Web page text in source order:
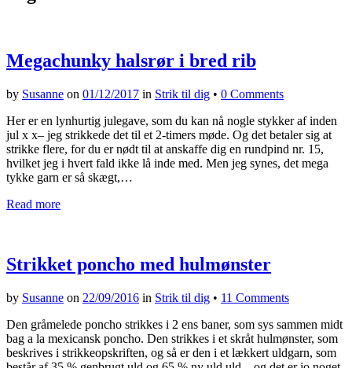
Megachunky halsrør i bred rib
by Susanne on 01/12/2017 in Strik til dig • 0 Comments
Her er en lynhurtig julegave, som du kan nå nogle stykker af inden
jul x x– jeg strikkede det til et 2-timers møde. Og det betaler sig at
strikke flere, for du er nødt til at anskaffe dig en rundpind nr. 15,
hvilket jeg i hvert fald ikke lå inde med. Men jeg synes, det mega
tykke garn er så skægt,…
Read more
Strikket poncho med hulmønster
by Susanne on 22/09/2016 in Strik til dig • 11 Comments
Den gråmelede poncho strikkes i 2 ens baner, som sys sammen midt
bag a la mexicansk poncho. Den strikkes i et skråt hulmønster, som
beskrives i strikkeopskriften, og så er den i et lækkert uldgarn, som